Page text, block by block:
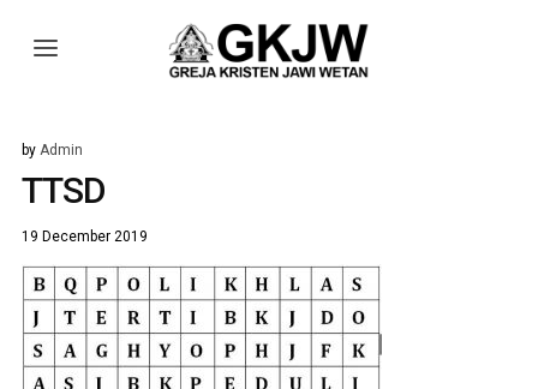
by Admin
TTSD
19 December 2019